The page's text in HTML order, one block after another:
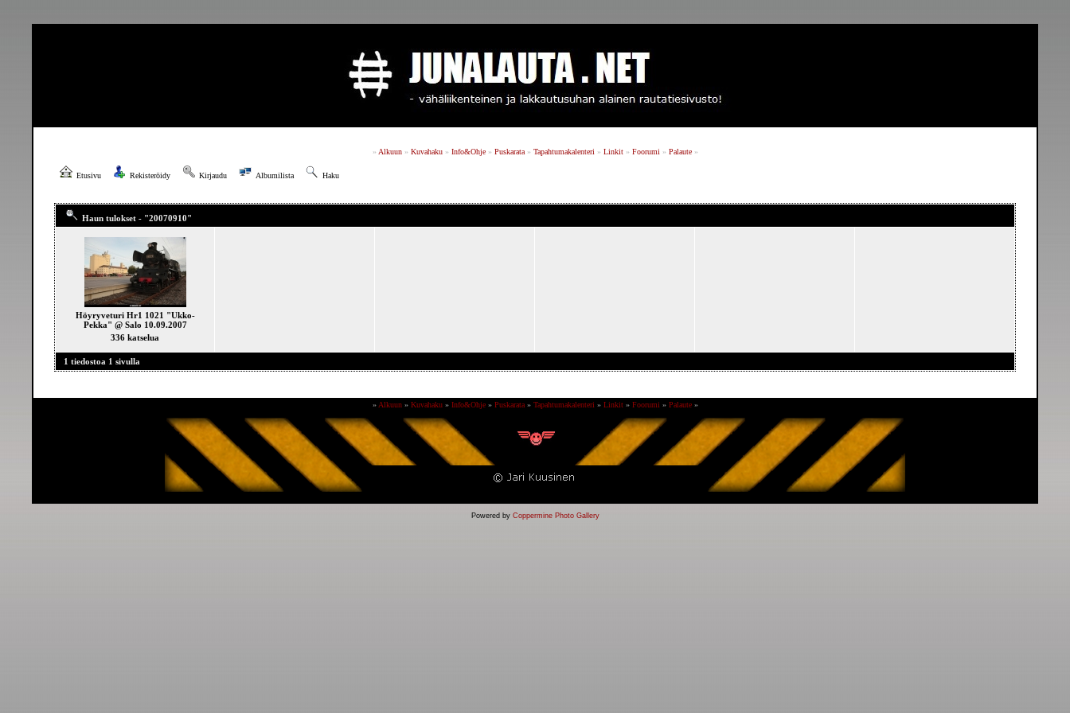
» Alkuun» Kuvahaku» Info&Ohje» Puskarata» Tapahtumakalenteri » Linkit» Foorumi » Palaute»
Etusivu Rekisteröidy Kirjaudu Albumilista Haku
Haun tulokset - "20070910"
Höyryveturi Hr1 1021 "Ukko-
Pekka" @ Salo 10.09.2007
336 katselua
1 tiedostoa 1 sivulla
» Alkuun» Kuvahaku» Info&Ohje» Puskarata» Tapahtumakalenteri » Linkit» Foorumi » Palaute»
Powered by Coppermine Photo Gallery